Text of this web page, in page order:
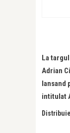
La
Adrian
lansand
intitulat